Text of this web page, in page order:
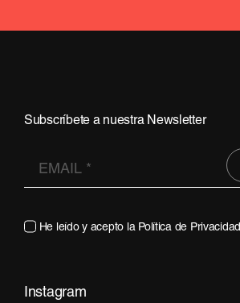
Subscríbete a nuestra Newsletter
He leído y acepto la Política de Privacidad
Instagram